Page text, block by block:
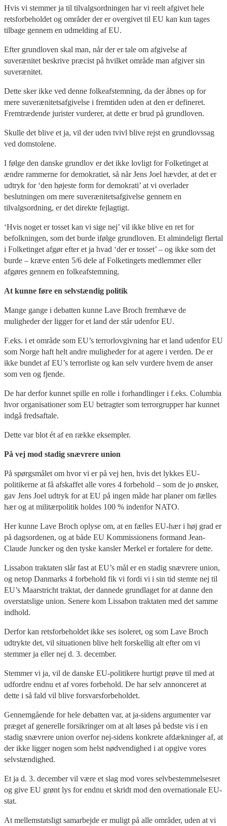
Hvis vi stemmer ja til tilvalgsordningen har vi reelt afgivet hele
retsforbeholdet og områder der er overgivet til EU kan kun tages
tilbage gennem en udmelding af EU.
Efter grundloven skal man, når der er tale om afgivelse af
suverænitet beskrive præcist på hvilket område man afgiver sin
suverænitet.
Dette sker ikke ved denne folkeafstemning, da der åbnes op for
mere suverænitetsafgivelse i fremtiden uden at den er defineret.
Fremtrædende jurister vurderer, at dette er brud på grundloven.
Skulle det blive et ja, vil der uden tvivl blive rejst en grundlovssag
ved domstolene.
I følge den danske grundlov er det ikke lovligt for Folketinget at
ændre rammerne for demokratiet, så når Jens Joel hævder, at det er
udtryk for ‘den højeste form for demokrati’ at vi overlader
beslutningen om mere suverænitetsafgivelse gennem en
tilvalgsordning, er det direkte fejlagtigt.
‘Hvis noget er tosset kan vi sige nej’ vil ikke blive en ret for
befolkningen, som det burde ifølge grundloven. Et almindeligt flertal
i Folketinget afgør efter et ja hvad ‘der er tosset’ – og ikke som det
burde – kræve enten 5/6 dele af Folketingets medlemmer eller
afgøres gennem en folkeafstemning.
At kunne føre en selvstændig politik
Mange gange i debatten kunne Lave Broch fremhæve de
muligheder der ligger for et land der står udenfor EU.
F.eks. i et område som EU’s terrorlovgivning har et land udenfor EU
som Norge haft helt andre muligheder for at agere i verden. De er
ikke bundet af EU’s terrorliste og kan selv vurdere hvem de anser
som ven og fjende.
De har derfor kunnet spille en rolle i forhandlinger i f.eks. Columbia
hvor organisationer som EU betragter som terrorgrupper har kunnet
indgå fredsaftale.
Dette var blot ét af en række eksempler.
På vej mod stadig snævrere union
På spørgsmålet om hvor vi er på vej hen, hvis det lykkes EU-
politikerne at få afskaffet alle vores 4 forbehold – som de jo ønsker,
gav Jens Joel udtryk for at EU på ingen måde har planer om fælles
hær og at militærpolitik holdes 100 % indenfor NATO.
Her kunne Lave Broch oplyse om, at en fælles EU-hær i høj grad er
på dagsordenen, og at både EU Kommissionens formand Jean-
Claude Juncker og den tyske kansler Merkel er fortalere for dette.
Lissabon traktaten slår fast at EU’s mål er en stadig snævrere union,
og netop Danmarks 4 forbehold fik vi fordi vi i sin tid stemte nej til
EU’s Maarstricht traktat, der dannede grundlaget for at danne den
overstatslige union. Senere kom Lissabon traktaten med det samme
indhold.
Derfor kan retsforbeholdet ikke ses isoleret, og som Lave Broch
udtrykte det, vil situationen blive helt forskellig alt efter om vi
stemmer ja eller nej d. 3. december.
Stemmer vi ja, vil de danske EU-politikere hurtigt prøve til med at
udfordre endnu et af vores forbehold. De har selv annonceret at
dette i så fald vil blive forsvarsforbeholdet.
Gennemgående for hele debatten var, at ja-sidens argumenter var
præget af generelle forsikringer om at alt løses på bedste vis i en
stadig snævrere union overfor nej-sidens konkrete afdækninger af, at
der ikke ligger nogen som helst nødvendighed i at opgive vores
selvstændighed.
Et ja d. 3. december vil være et slag mod vores selvbestemmelsesret
og give EU grønt lys for endnu et skridt mod den overnationale EU-
stat.
At mellemstatsligt samarbejde er muligt på alle områder, uden at vi